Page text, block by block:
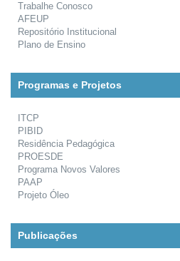
Trabalhe Conosco
AFEUP
Repositório Institucional
Plano de Ensino
Programas e Projetos
ITCP
PIBID
Residência Pedagógica
PROESDE
Programa Novos Valores
PAAP
Projeto Óleo
Publicações